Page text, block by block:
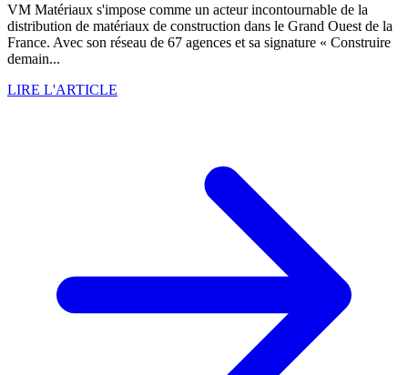
VM Matériaux s'impose comme un acteur incontournable de la
distribution de matériaux de construction dans le Grand Ouest de la
France. Avec son réseau de 67 agences et sa signature « Construire
demain...
LIRE L'ARTICLE